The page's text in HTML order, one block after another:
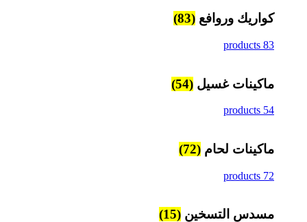
كواريك وروافع (83)
83 products
ماكينات غسيل (54)
54 products
ماكينات لحام (72)
72 products
مسدس التسخين (15)